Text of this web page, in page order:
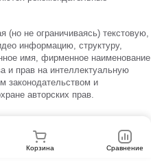
(но не ограничиваясь) текстовую,
информацию, структуру,
имя, фирменное наименование
и прав на интеллектуальную
законодательством и
авторских прав.
Корзина Сравнение